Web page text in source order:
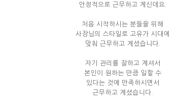
안정적으로 근무하고 계신데요.
처음 시작하시는 분들을 위해
사장님의 스타일로 고유가 시대에
맞춰 근무하고 계셨습니다.
자기 관리를 잘하고 계셔서
본인이 원하는 만큼 일할 수
있다는 것에 만족하시면서
근무하고 계셨습니다.